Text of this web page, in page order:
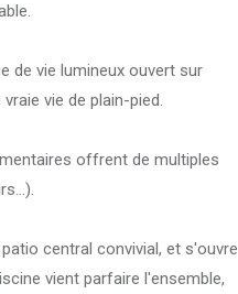
de vie lumineux ouvert sur
vie de plain-pied.
offrent de multiples
central convivial, et s'ouvre
vient parfaire l'ensemble,